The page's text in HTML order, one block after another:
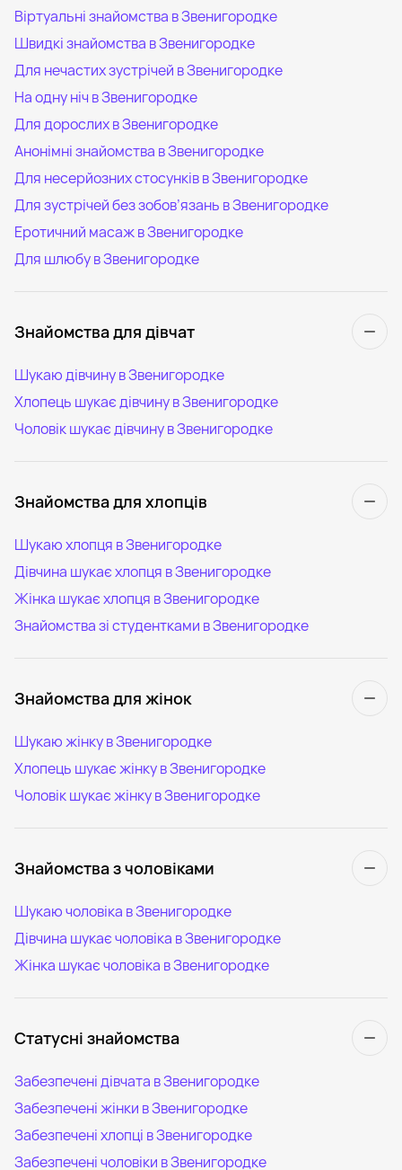
Віртуальні знайомства в Звенигородке
Швидкі знайомства в Звенигородке
Для нечастих зустрічей в Звенигородке
На одну ніч в Звенигородке
Для дорослих в Звенигородке
Анонімні знайомства в Звенигородке
Для несерйозних стосунків в Звенигородке
Для зустрічей без зобов’язань в Звенигородке
Еротичний масаж в Звенигородке
Для шлюбу в Звенигородке
Знайомства для дівчат
Шукаю дівчину в Звенигородке
Хлопець шукає дівчину в Звенигородке
Чоловік шукає дівчину в Звенигородке
Знайомства для хлопців
Шукаю хлопця в Звенигородке
Дівчина шукає хлопця в Звенигородке
Жінка шукає хлопця в Звенигородке
Знайомства зі студентками в Звенигородке
Знайомства для жінок
Шукаю жінку в Звенигородке
Хлопець шукає жінку в Звенигородке
Чоловік шукає жінку в Звенигородке
Знайомства з чоловіками
Шукаю чоловіка в Звенигородке
Дівчина шукає чоловіка в Звенигородке
Жінка шукає чоловіка в Звенигородке
Статусні знайомства
Забезпечені дівчата в Звенигородке
Забезпечені жінки в Звенигородке
Забезпечені хлопці в Звенигородке
Забезпечені чоловіки в Звенигородке